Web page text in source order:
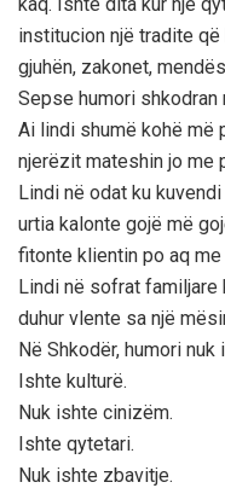
institucion një tradite
gjuhën, zakonet,
Sepse humori shkodran
Ai lindi shumë kohë më
njerëzit mateshin jo me
Lindi në odat ku
urtia kalonte gojë më
fitonte klientin po aq
Lindi në sofrat familjare
duhur vlente sa një
Në Shkodër, humori nuk
Ishte kulturë.
Nuk ishte cinizëm.
Ishte qytetari.
Nuk ishte zbavitje.